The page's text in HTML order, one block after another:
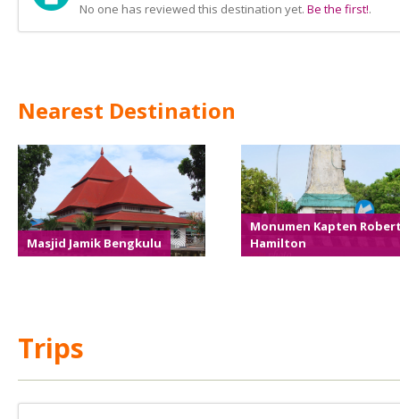
No one has reviewed this destination yet. Be the first!.
Nearest Destination
Masjid Jamik Bengkulu
Monumen Kapten
Hamilton
Trips